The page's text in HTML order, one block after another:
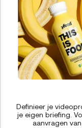
Definieer je
je eigen briefing.
aanvragen